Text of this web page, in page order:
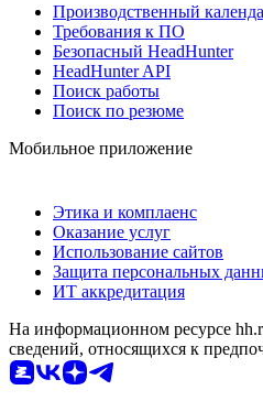
Производственный
Требования к ПО
Безопасный HeadHunter
HeadHunter API
Поиск работы
Поиск по резюме
Мобильное приложение
Этика и комплаенс
Оказание услуг
Использование сайтов
Защита персональных
ИТ аккредитация
На информационном ресурсе
сведений, относящихся к